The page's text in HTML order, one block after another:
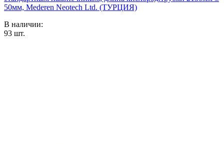
50мм, Mederen Neotech Ltd. (ТУРЦИЯ)
В наличии:
93 шт.